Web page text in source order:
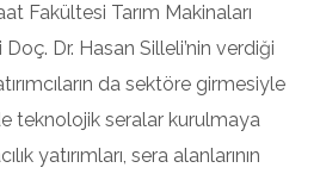
Fakültesi Tarım Makinaları
Dr. Hasan Silleli’nin verdiği
da sektöre girmesiyle
teknolojik seralar kurulmaya
yatırımları, sera alanlarının